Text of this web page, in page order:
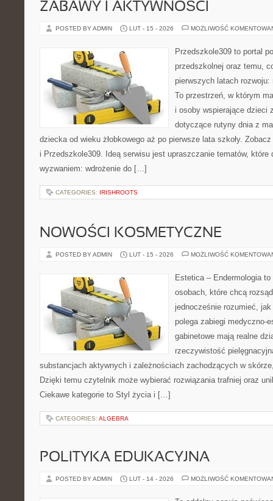
ZABAWY I AKTYWNOŚCI
POSTED BY ADMIN LUT - 15 - 2026 MOŻLIWOŚĆ
Przedszkole309 to portal
przedszkolnej oraz temu,
pierwszych latach
To przestrzeń, w którym
i osoby wspierające dzieci
dotyczące rutyny dnia z
dziecka od wieku żłobkowego aż po pierwsze lata szkoły.
i Przedszkole309. Ideą serwisu jest upraszczanie tematów, które
wyzwaniem: wdrożenie do […]
CATEGORIES: IRISHROOTS
NOWOŚCI KOSMETYCZNE
POSTED BY ADMIN LUT - 15 - 2026 MOŻLIWOŚĆ
Estetica – Endermologia
osobach, które chcą
jednocześnie rozumieć,
polega zabiegi medyczno-
gabinetowe mają realne
rzeczywistość
substancjach aktywnych i zależnościach zachodzących w
Dzięki temu czytelnik może wybierać rozwiązania trafniej oraz
Ciekawe kategorie to Styl życia i […]
CATEGORIES: ALGEBRA
POLITYKA EDUKACYJNA
POSTED BY ADMIN LUT - 14 - 2026 MOŻLIWOŚĆ